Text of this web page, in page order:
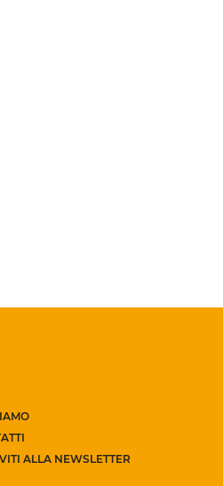
ALLA NEWSLETTER